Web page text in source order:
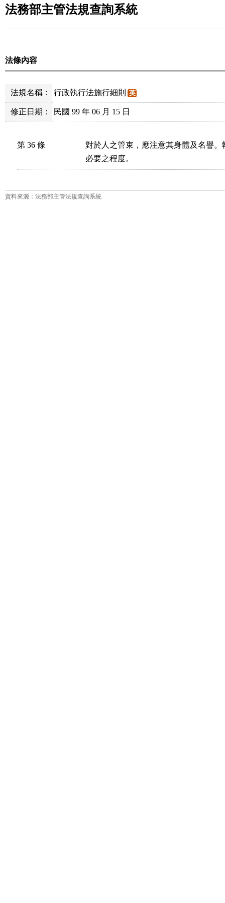
法務部主管法規查詢系統
法條內容
法規名稱： 行政執行法施行細則 英
修正日期： 民國 99 年 06 月 15 日
第 36 條
對於人之管束，應注意其身體及名譽
必要之程度。
資料來源：法務部主管法規查詢系統